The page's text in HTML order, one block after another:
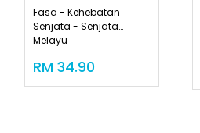
Fasa - Kehebatan
Senjata - Senjata
Melayu
RM 34.90